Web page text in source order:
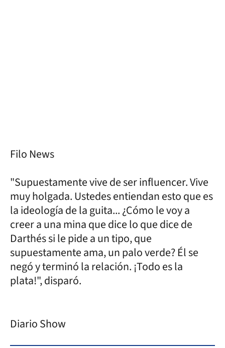
Filo News
"Supuestamente vive de ser influencer. Vive
muy holgada. Ustedes entiendan esto que es
la ideología de la guita... ¿Cómo le voy a
creer a una mina que dice lo que dice de
Darthés si le pide a un tipo, que
supuestamente ama, un palo verde? Él se
negó y terminó la relación. ¡Todo es la
plata!", disparó.
Diario Show